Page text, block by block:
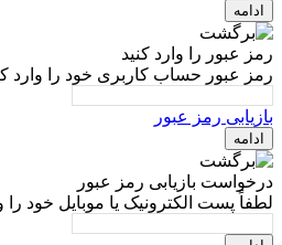
ادامه
رمز عبور را وارد کنید
رمز عبور حساب کاربری خود را وارد
بازیابی رمز عبور
ادامه
درخواست بازیابی رمز عبور
لطفاً پست الکترونیک یا موبایل خود را